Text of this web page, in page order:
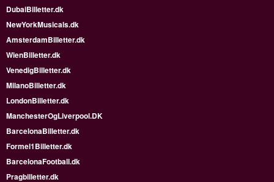
DubaiBilletter.dk
NewYorkMusicals.dk
AmsterdamBilletter.dk
WienBilletter.dk
VenedigBilletter.dk
MilanoBilletter.dk
LondonBilletter.dk
ManchesterOgLiverpool.DK
BarcelonaBilletter.dk
Formel1Billetter.dk
BarcelonaFootball.dk
Pragbilletter.dk